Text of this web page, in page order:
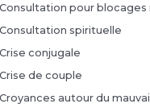
pour blocages
spirituelle
conjugale
de couple
autour du